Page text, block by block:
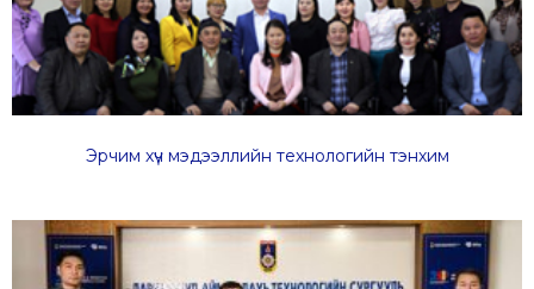
Эрчим хүч мэдээллийн технологийн тэнхим